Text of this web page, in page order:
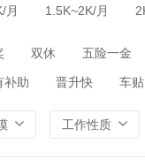
月 1.5K~2K/月
双休 五险一金
补助 晋升快 车贴
工作性质